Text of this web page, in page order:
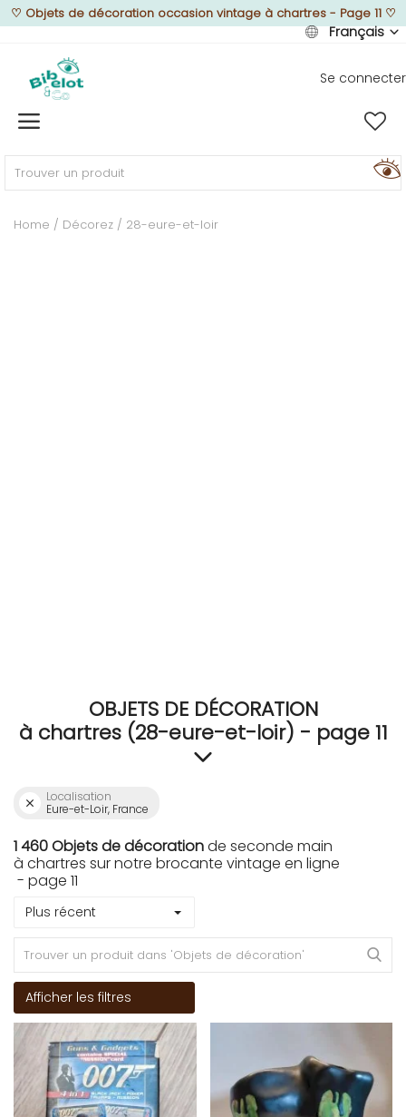
♡ Objets de décoration occasion vintage à chartres - Page 11♡
Français
Se connecter
Home
MEUBLEZ
Home Décorez 28-eure-et-loir
OBJETS DE DÉCORATION
à chartres (28-eure-et-loir) - page 11
Localisation
Eure-et-Loir, France
1 460 Objets de décorationde seconde main
à chartres sur notre brocante vintage en ligne
- page 11
Plus récent
Afficher les filtres